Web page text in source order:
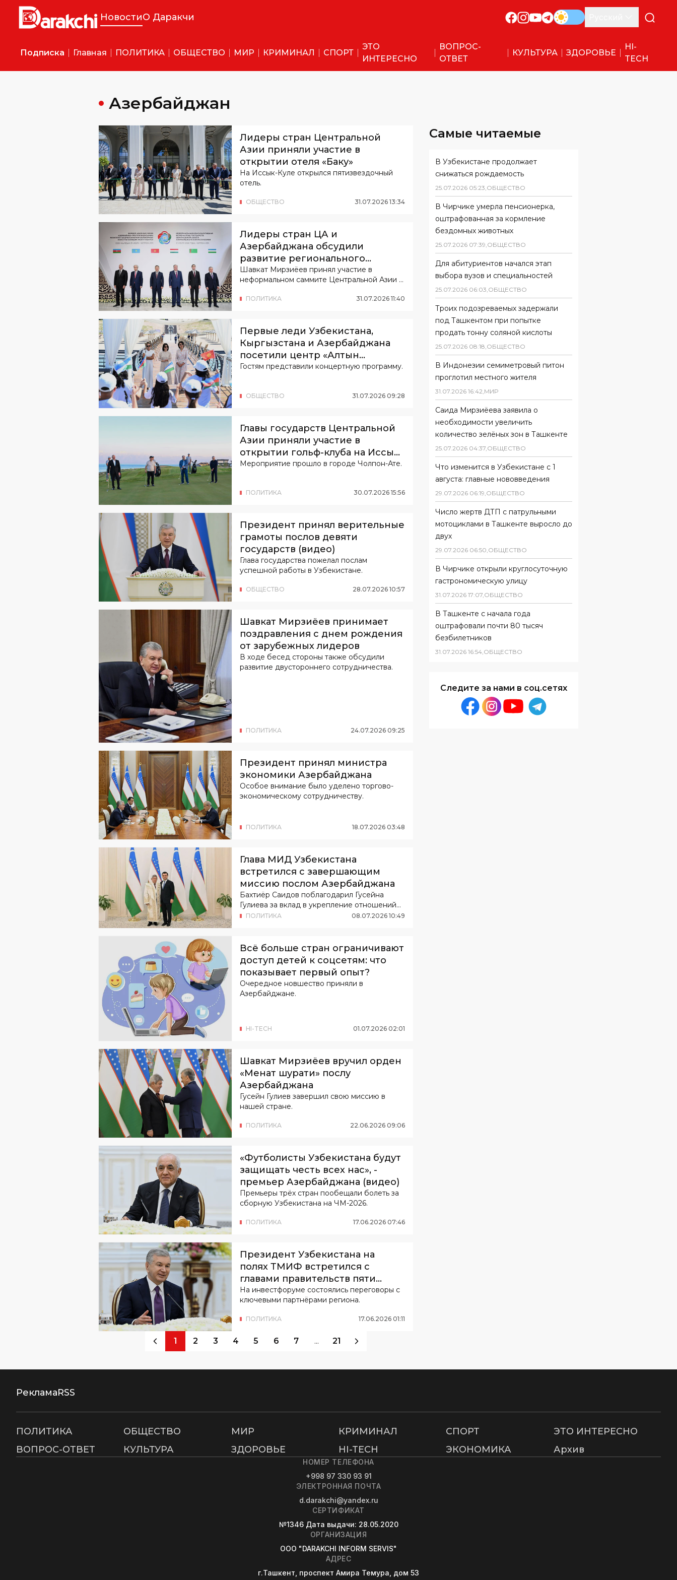
НовостиО Даракчи
Подписка Главная ПОЛИТИКА ОБЩЕСТВО МИР КРИМИНАЛ СПОРТ
ЭТО
ИНТЕРЕСНО
ВОПРОС-
ОТВЕТ
КУЛЬТУРА ЗДОРОВЬЕ
HI-
TECH
Азербайджан
ОБЩЕСТВО 31.07.2026 13:34
Лидеры стран Центральной
Азии приняли участие в
открытии отеля «Баку»
На Иссык-Куле открылся пятизвездочный
отель.
ПОЛИТИКА 31.07.2026 11:40
Лидеры стран ЦА и
Азербайджана обсудили
развитие регионального
сотрудничества
Шавкат Мирзиёев принял участие в
неформальном саммите Центральной Азии и
ОБЩЕСТВО 31.07.2026 09:28
Первые леди Узбекистана,
Кыргызстана и Азербайджана
посетили центр «Алтын
Балалык»
Гостям представили концертную программу.
ПОЛИТИКА 30.07.2026 15:56
Главы государств Центральной
Азии приняли участие в
открытии гольф-клуба на Иссык-
Куле
Мероприятие прошло в городе Чолпон-Ате.
ОБЩЕСТВО 28.07.2026 10:57
Президент принял верительные
грамоты послов девяти
государств (видео)
Глава государства пожелал послам
успешной работы в Узбекистане.
ПОЛИТИКА 24.07.2026 09:25
Шавкат Мирзиёев принимает
поздравления с днем рождения
от зарубежных лидеров
В ходе бесед стороны также обсудили
развитие двустороннего сотрудничества.
ПОЛИТИКА 18.07.2026 03:48
Президент принял министра
экономики Азербайджана
Особое внимание было уделено торгово-
экономическому сотрудничеству.
ПОЛИТИКА 08.07.2026 10:49
Глава МИД Узбекистана
встретился с завершающим
миссию послом Азербайджана
Бахтиёр Саидов поблагодарил Гусейна
Гулиева за вклад в укрепление отношений
стратегического партнерства и
HI-TECH 01.07.2026 02:01
Всё больше стран ограничивают
доступ детей к соцсетям: что
показывает первый опыт?
Очередное новшество приняли в
Азербайджане.
ПОЛИТИКА 22.06.2026 09:06
Шавкат Мирзиёев вручил орден
«Меҳнат шуҳрати» послу
Азербайджана
Гусейн Гулиев завершил свою миссию в
нашей стране.
ПОЛИТИКА 17.06.2026 07:46
«Футболисты Узбекистана будут
защищать честь всех нас», -
премьер Азербайджана (видео)
Премьеры трёх стран пообещали болеть за
сборную Узбекистана на ЧМ-2026.
ПОЛИТИКА 17.06.2026 01:11
Президент Узбекистана на
полях ТМИФ встретился с
главами правительств пяти
государств
На инвестфоруме состоялись переговоры с
ключевыми партнёрами региона.
1 2 3 4 5 6 7 ... 21
Самые читаемые
В Узбекистане продолжает
снижаться рождаемость
25.07.2026 05:23,ОБЩЕСТВО
В Чирчике умерла пенсионерка,
оштрафованная за кормление
бездомных животных
25.07.2026 07:39,ОБЩЕСТВО
Для абитуриентов начался этап
выбора вузов и специальностей
25.07.2026 06:03,ОБЩЕСТВО
Троих подозреваемых задержали
под Ташкентом при попытке
продать тонну соляной кислоты
25.07.2026 08:18,ОБЩЕСТВО
В Индонезии семиметровый питон
проглотил местного жителя
31.07.2026 16:42,МИР
Саида Мирзиёева заявила о
необходимости увеличить
количество зелёных зон в Ташкенте
25.07.2026 04:37,ОБЩЕСТВО
Что изменится в Узбекистане с 1
августа: главные нововведения
29.07.2026 06:19,ОБЩЕСТВО
Число жертв ДТП с патрульными
мотоциклами в Ташкенте выросло до
двух
29.07.2026 06:50,ОБЩЕСТВО
В Чирчике открыли круглосуточную
гастрономическую улицу
31.07.2026 17:07,ОБЩЕСТВО
В Ташкенте с начала года
оштрафовали почти 80 тысяч
безбилетников
31.07.2026 16:54,ОБЩЕСТВО
Следите за нами в соц.сетях
РекламаRSS
ПОЛИТИКА ОБЩЕСТВО МИР КРИМИНАЛ СПОРТ
ЭТО ИНТЕРЕСНО
ВОПРОС-ОТВЕТ
КУЛЬТУРА ЗДОРОВЬЕ HI-TECH ЭКОНОМИКА Архив
НОМЕР ТЕЛЕФОНА
+998 97 330 93 91
ЭЛЕКТРОННАЯ ПОЧТА
d.darakchi@yandex.ru
СЕРТИФИКАТ
№1346 Дата выдачи: 28.05.2020
ОРГАНИЗАЦИЯ
OOO "DARAKCHI INFORM SERVIS"
АДРЕС
г.Ташкент, проспект Амира Темура, дом 53